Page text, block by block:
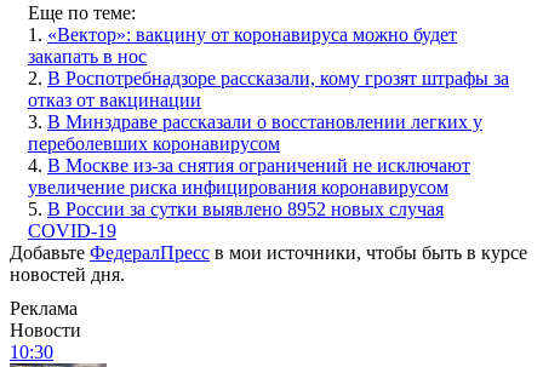
Еще по теме:
1. «Вектор»: вакцину от коронавируса можно будет
закапать в нос
2. В Роспотребнадзоре рассказали, кому грозят штрафы за
отказ от вакцинации
3. В Минздраве рассказали о восстановлении легких у
переболевших коронавирусом
4. В Москве из-за снятия ограничений не исключают
увеличение риска инфицирования коронавирусом
5. В России за сутки выявлено 8952 новых случая
COVID-19
Добавьте ФедералПресс в мои источники, чтобы быть в курсе
новостей дня.
Реклама
Новости
10:30